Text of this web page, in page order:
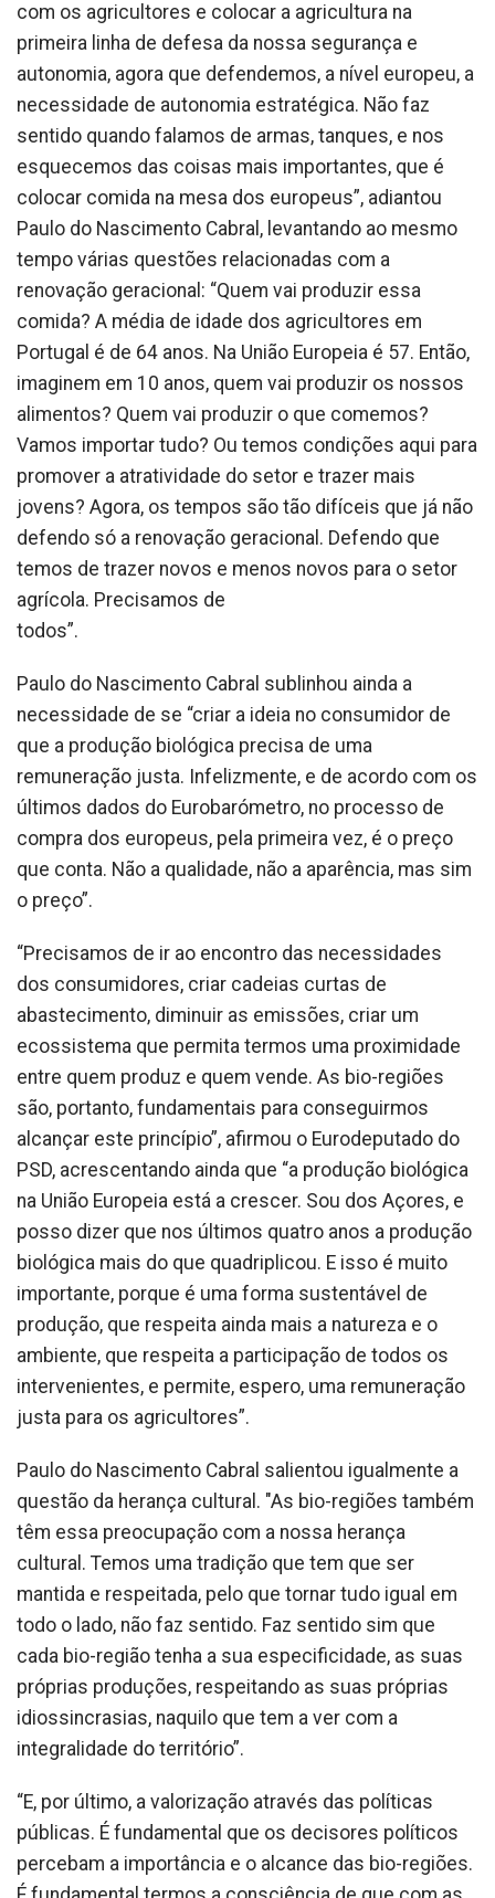
com os agricultores e colocar a agricultura na
primeira linha de defesa da nossa segurança e
autonomia, agora que defendemos, a nível europeu, a
necessidade de autonomia estratégica. Não faz
sentido quando falamos de armas, tanques, e nos
esquecemos das coisas mais importantes, que é
colocar comida na mesa dos europeus”, adiantou
Paulo do Nascimento Cabral, levantando ao mesmo
tempo várias questões relacionadas com a
renovação geracional: “Quem vai produzir essa
comida? A média de idade dos agricultores em
Portugal é de 64 anos. Na União Europeia é 57. Então,
imaginem em 10 anos, quem vai produzir os nossos
alimentos? Quem vai produzir o que comemos?
Vamos importar tudo? Ou temos condições aqui para
promover a atratividade do setor e trazer mais
jovens? Agora, os tempos são tão difíceis que já não
defendo só a renovação geracional. Defendo que
temos de trazer novos e menos novos para o setor
agrícola. Precisamos de
Paulo do Nascimento Cabral sublinhou ainda a
necessidade de se “criar a ideia no consumidor de
que a produção biológica precisa de uma
remuneração justa. Infelizmente, e de acordo com os
últimos dados do Eurobarómetro, no processo de
compra dos europeus, pela primeira vez, é o preço
que conta. Não a qualidade, não a aparência, mas sim
o preço”.
“Precisamos de ir ao encontro das necessidades
dos consumidores, criar cadeias curtas de
abastecimento, diminuir as emissões, criar um
ecossistema que permita termos uma proximidade
entre quem produz e quem vende. As bio-regiões
são, portanto, fundamentais para conseguirmos
alcançar este princípio”, afirmou o Eurodeputado do
PSD, acrescentando ainda que “a produção biológica
na União Europeia está a crescer. Sou dos Açores, e
posso dizer que nos últimos quatro anos a produção
biológica mais do que quadriplicou. E isso é muito
importante, porque é uma forma sustentável de
produção, que respeita ainda mais a natureza e o
ambiente, que respeita a participação de todos os
intervenientes, e permite, espero, uma remuneração
justa para os agricultores”.
Paulo do Nascimento Cabral salientou igualmente a
questão da herança cultural. "As bio-regiões também
têm essa preocupação com a nossa herança
cultural. Temos uma tradição que tem que ser
mantida e respeitada, pelo que tornar tudo igual em
todo o lado, não faz sentido. Faz sentido sim que
cada bio-região tenha a sua especificidade, as suas
próprias produções, respeitando as suas próprias
idiossincrasias, naquilo que tem a ver com a
integralidade do território”.
“E, por último, a valorização através das políticas
públicas. É fundamental que os decisores políticos
percebam a importância e o alcance das bio-regiões.